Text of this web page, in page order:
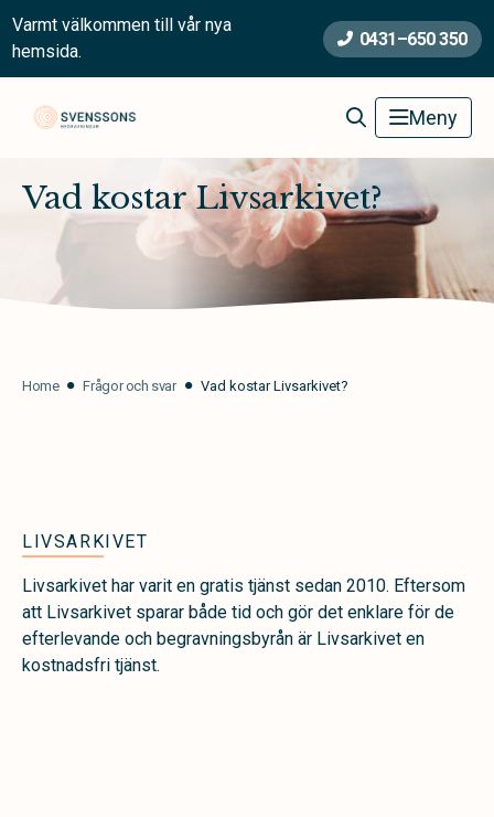
Varmt välkommen till vår nya
hemsida.
0431–650 350
Meny
Vad kostar Livsarkivet?
Home Frågor och svar Vad kostar Livsarkivet?
LIVSARKIVET
Livsarkivet har varit en gratis tjänst sedan 2010. Eftersom
att Livsarkivet sparar både tid och gör det enklare för de
efterlevande och begravningsbyrån är Livsarkivet en
kostnadsfri tjänst.